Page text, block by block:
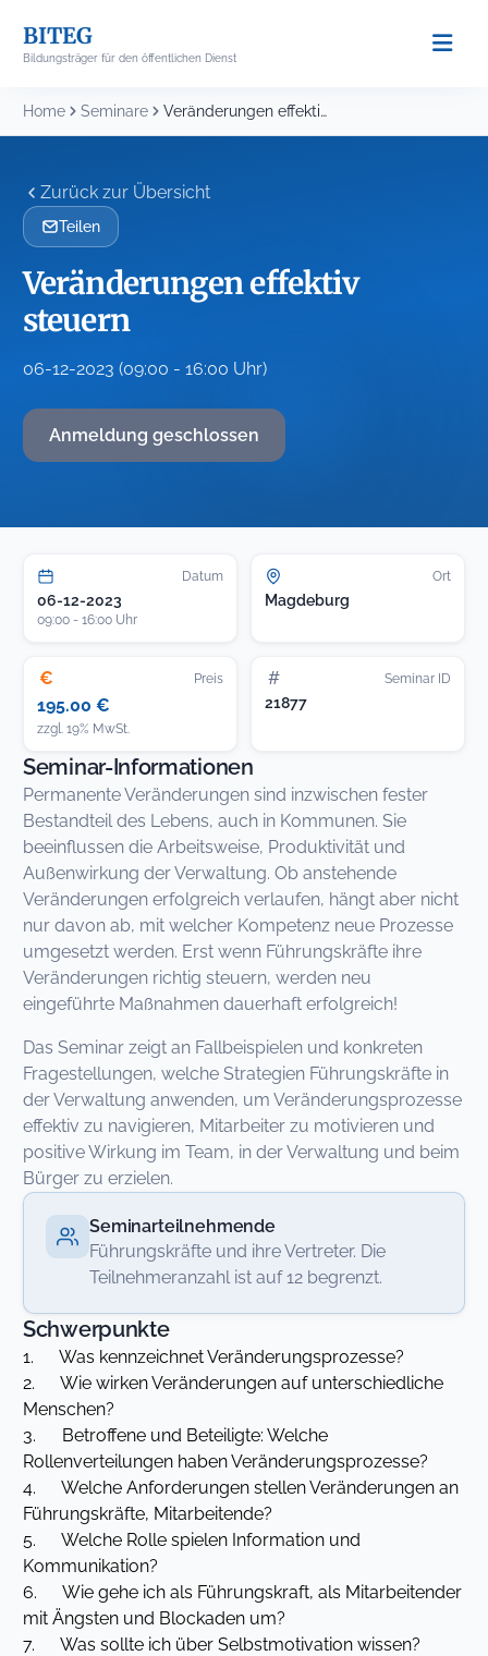
content
BITEG
Bildungsträger für den öffentlichen Dienst
Home Seminare Veränderungen effektiv steuern
Zurück zur Übersicht
Teilen
Veränderungen effektiv
steuern
06-12-2023 (09:00 - 16:00 Uhr)
Anmeldung geschlossen
Datum
06-12-2023
09:00 - 16:00 Uhr
Ort
Magdeburg
€ Preis
195.00 €
zzgl. 19% MwSt.
# Seminar ID
21877
Seminar-Informationen
Permanente Veränderungen sind inzwischen fester
Bestandteil des Lebens, auch in Kommunen. Sie
beeinflussen die Arbeitsweise, Produktivität und
Außenwirkung der Verwaltung. Ob anstehende
Veränderungen erfolgreich verlaufen, hängt aber nicht
nur davon ab, mit welcher Kompetenz neue Prozesse
umgesetzt werden. Erst wenn Führungskräfte ihre
Veränderungen richtig steuern, werden neu
eingeführte Maßnahmen dauerhaft erfolgreich!
Das Seminar zeigt an Fallbeispielen und konkreten
Fragestellungen, welche Strategien Führungskräfte in
der Verwaltung anwenden, um Veränderungsprozesse
effektiv zu navigieren, Mitarbeiter zu motivieren und
positive Wirkung im Team, in der Verwaltung und beim
Bürger zu erzielen.
Seminarteilnehmende
Führungskräfte und ihre Vertreter. Die
Teilnehmeranzahl ist auf 12 begrenzt.
Schwerpunkte
1. Was kennzeichnet Veränderungsprozesse?
2. Wie wirken Veränderungen auf unterschiedliche
Menschen?
3. Betroffene und Beteiligte: Welche
Rollenverteilungen haben Veränderungsprozesse?
4. Welche Anforderungen stellen Veränderungen an
Führungskräfte, Mitarbeitende?
5. Welche Rolle spielen Information und
Kommunikation?
6. Wie gehe ich als Führungskraft, als Mitarbeitender
mit Ängsten und Blockaden um?
7. Was sollte ich über Selbstmotivation wissen?